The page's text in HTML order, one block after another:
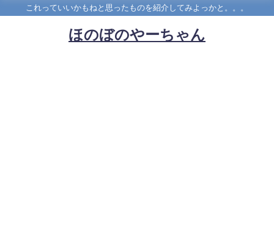
これっていいかもねと思ったものを紹介してみよっかと。。。
ほのぼのやーちゃん